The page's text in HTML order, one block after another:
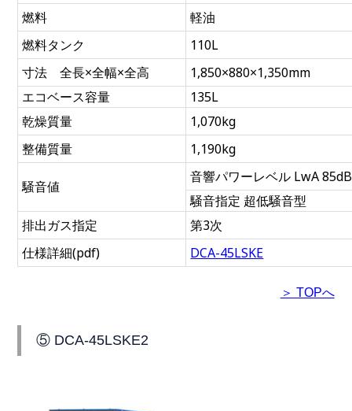
燃料
軽油
燃料タンク
110L
寸法 全長×全幅×全高
1,850×880×1,350mm
エコベース容量
135L
乾燥質量
1,070kg
整備質量
1,190kg
騒音値
音響パワーレベル LwA 85dB
騒音指定 超低騒音型
排出ガス指定
第3次
仕様詳細(pdf)
DCA-45LSKE
＞ TOPへ
⑤ DCA-45LSKE2